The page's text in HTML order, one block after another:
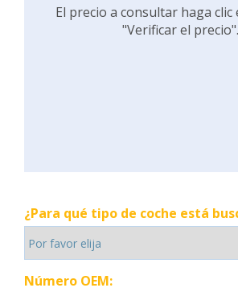
El precio a consultar haga
"Verificar el precio".
¿Para qué tipo de coche está
Número OEM: